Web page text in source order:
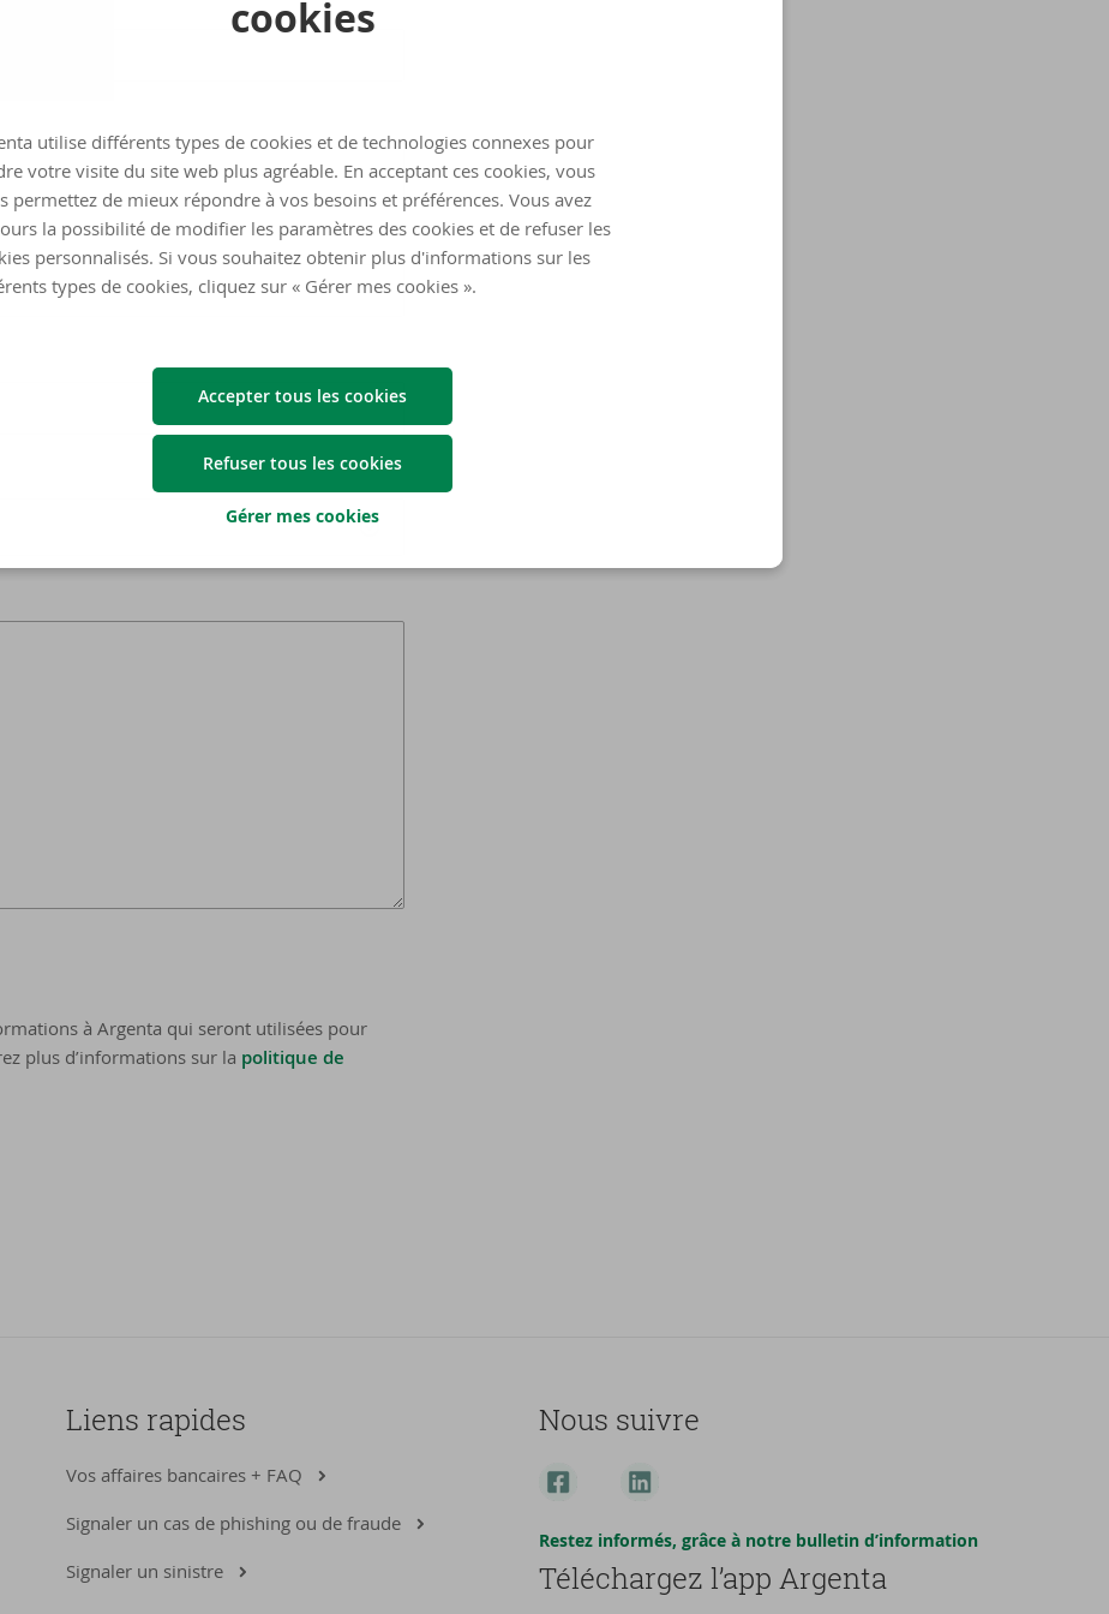
cookies
utilise différents types de cookies et de technologies connexes pour
votre visite du site web plus agréable. En acceptant ces cookies, vous
permettez de mieux répondre à vos besoins et préférences. Vous avez
la possibilité de modifier les paramètres des cookies et de refuser les
personnalisés. Si vous souhaitez obtenir plus d'informations sur les
types de cookies, cliquez sur « Gérer mes cookies ».
Accepter tous les cookies
Refuser tous les cookies
Gérer mes cookies
à Argenta qui seront utilisées pour
plus d’informations sur la politique de
Liens rapides
Vos affaires bancaires + FAQ
Signaler un cas de phishing ou de fraude
Signaler un sinistre
Nous suivre
Restez informés, grâce à notre bulletin d’information
Téléchargez l’app Argenta